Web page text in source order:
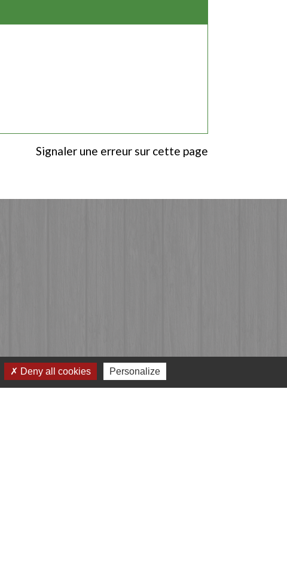
Signaler une erreur sur cette page
Jumelages
Deny all cookies Personalize